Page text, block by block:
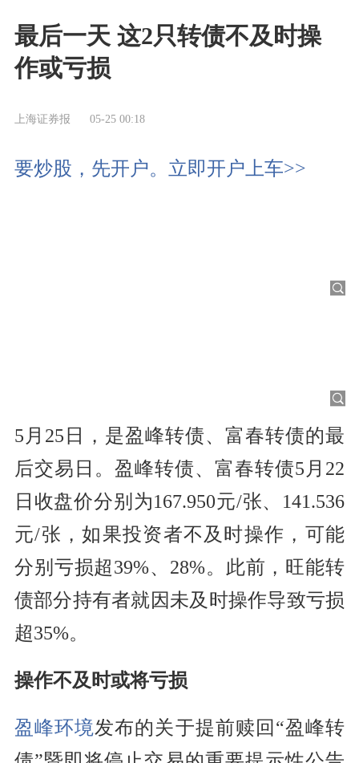
最后一天 这2只转债不及时操
作或亏损
上海证券报 05-25 00:18
要炒股，先开户。立即开户上车>>
5月25日，是盈峰转债、富春转债的最
后交易日。盈峰转债、富春转债5月22
日收盘价分别为167.950元/张、141.536
元/张，如果投资者不及时操作，可能
分别亏损超39%、28%。此前，旺能转
债部分持有者就因未及时操作导致亏损
超35%。
操作不及时或将亏损
盈峰环境发布的关于提前赎回“盈峰转